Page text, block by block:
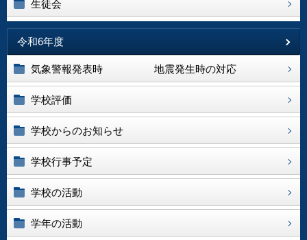
生徒会
令和6年度
気象警報発表時 地震発生時の対応
学校評価
学校からのお知らせ
学校行事予定
学校の活動
学年の活動